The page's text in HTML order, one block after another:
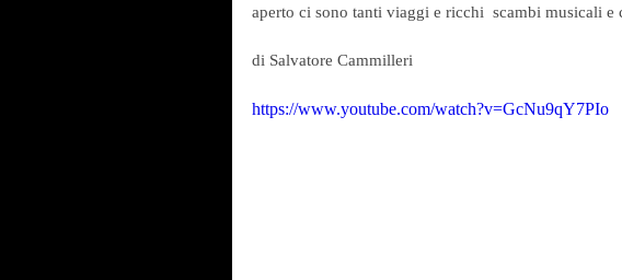
aperto ci sono tanti viaggi e ricchi  scambi musicali
di Salvatore Cammilleri
https://www.youtube.com/watch?v=GcNu9qY7PIo